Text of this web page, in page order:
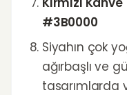
#3B0000
Siyahın çok
ağırbaşlı ve
tasarımlarda